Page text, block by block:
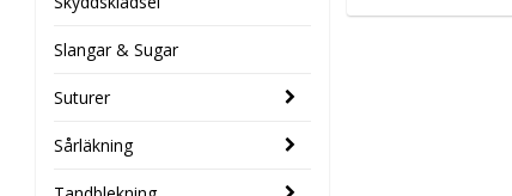
Slangar & Sugar
Suturer
Sårläkning